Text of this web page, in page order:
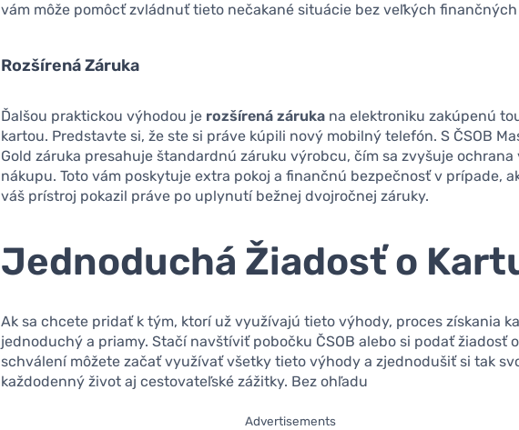
vám môže pomôcť zvládnuť tieto nečakané situácie bez veľkých
Rozšírená Záruka
Ďalšou praktickou výhodou je rozšírená záruka na elektroniku zakúpenú
kartou. Predstavte si, že ste si práve kúpili nový mobilný telefón. S ČSOB
Gold záruka presahuje štandardnú záruku výrobcu, čím sa zvyšuje ochrana
nákupu. Toto vám poskytuje extra pokoj a finančnú bezpečnosť v prípade,
váš prístroj pokazil práve po uplynutí bežnej dvojročnej záruky.
Jednoduchá Žiadosť o
Ak sa chcete pridať k tým, ktorí už využívajú tieto výhody, proces získania
jednoduchý a priamy. Stačí navštíviť pobočku ČSOB alebo si podať žiadosť
schválení môžete začať využívať všetky tieto výhody a zjednodušiť si tak
každodenný život aj cestovateľské zážitky. Bez ohľadu
Advertisements